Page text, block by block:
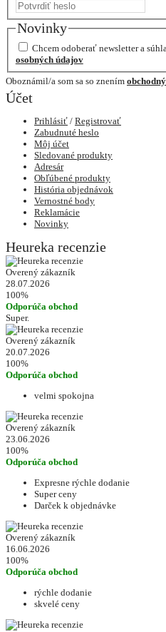
Novinky
Chcem odoberať newsletter a
osobných údajov
Oboznámil/a som sa so znením
Účet
Prihlásiť / Registrovať
Zabudnuté heslo
Môj účet
Sledované produkty
Adresár
Obľúbené produkty
História objednávok
Vernostné body
Reklamácie
Novinky
Heureka recenzie
Overený zákazník
28.07.2026
100%
Odporúča obchod
Super.
Overený zákazník
20.07.2026
100%
Odporúča obchod
velmi spokojna
Overený zákazník
23.06.2026
100%
Odporúča obchod
Expresne rýchle dodanie
Super ceny
Darček k objednávke
Overený zákazník
16.06.2026
100%
Odporúča obchod
rýchle dodanie
skvelé ceny